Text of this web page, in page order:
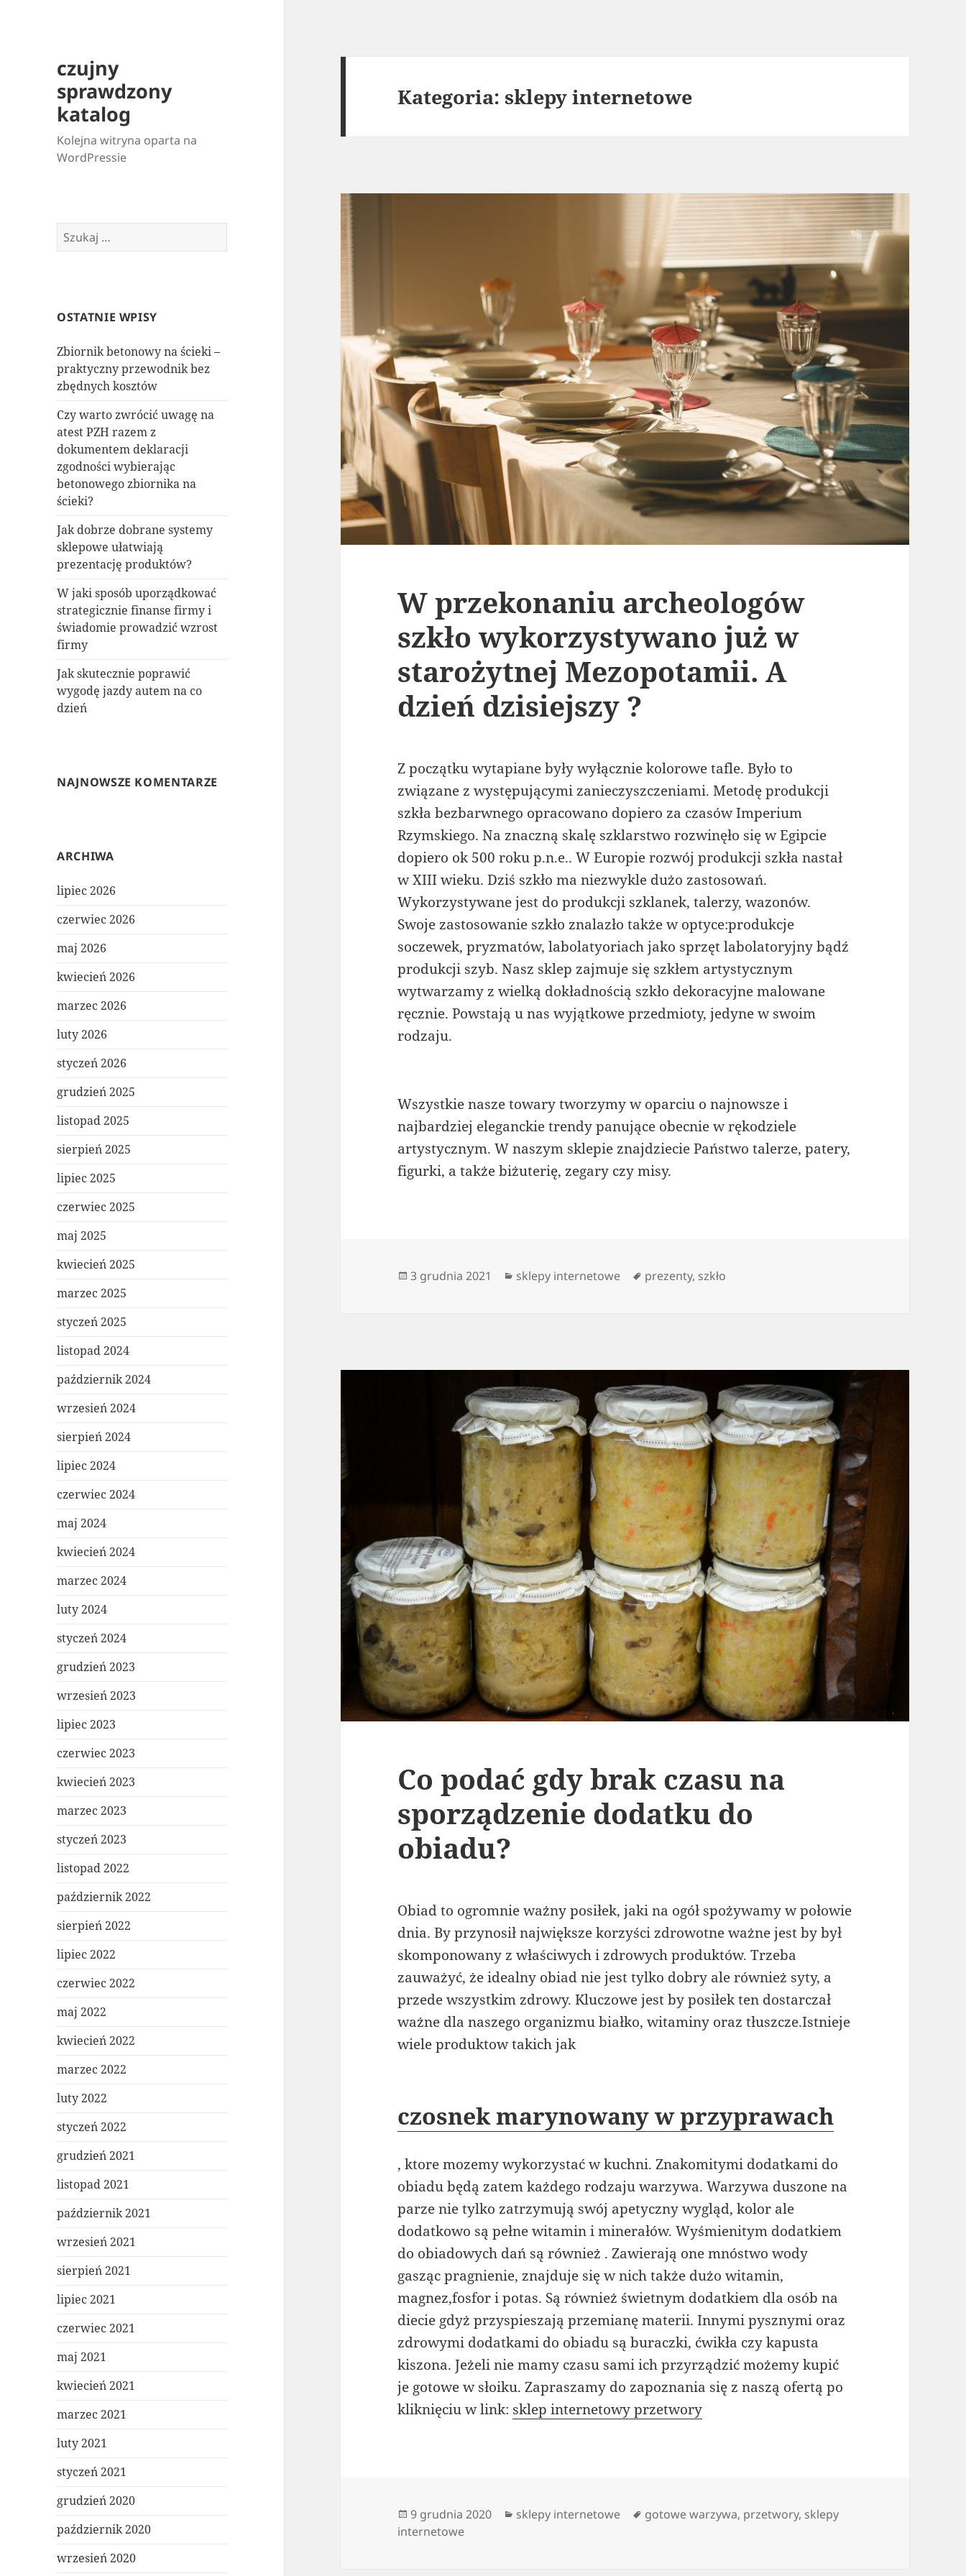
czujny
sprawdzony
katalog
Kolejna witryna oparta na
WordPressie
Szukaj:
OSTATNIE WPISY
Zbiornik betonowy na ścieki –
praktyczny przewodnik bez
zbędnych kosztów
Czy warto zwrócić uwagę na
atest PZH razem z
dokumentem deklaracji
zgodności wybierając
betonowego zbiornika na
ścieki?
Jak dobrze dobrane systemy
sklepowe ułatwiają
prezentację produktów?
W jaki sposób uporządkować
strategicznie finanse firmy i
świadomie prowadzić wzrost
firmy
Jak skutecznie poprawić
wygodę jazdy autem na co
dzień
NAJNOWSZE KOMENTARZE
ARCHIWA
lipiec 2026
czerwiec 2026
maj 2026
kwiecień 2026
marzec 2026
luty 2026
styczeń 2026
grudzień 2025
listopad 2025
sierpień 2025
lipiec 2025
czerwiec 2025
maj 2025
kwiecień 2025
marzec 2025
styczeń 2025
listopad 2024
październik 2024
wrzesień 2024
sierpień 2024
lipiec 2024
czerwiec 2024
maj 2024
kwiecień 2024
marzec 2024
luty 2024
styczeń 2024
grudzień 2023
wrzesień 2023
lipiec 2023
czerwiec 2023
kwiecień 2023
marzec 2023
styczeń 2023
listopad 2022
październik 2022
sierpień 2022
lipiec 2022
czerwiec 2022
maj 2022
kwiecień 2022
marzec 2022
luty 2022
styczeń 2022
grudzień 2021
listopad 2021
październik 2021
wrzesień 2021
sierpień 2021
lipiec 2021
czerwiec 2021
maj 2021
kwiecień 2021
marzec 2021
luty 2021
styczeń 2021
grudzień 2020
październik 2020
wrzesień 2020
Kategoria:sklepy internetowe
W przekonaniu archeologów
szkło wykorzystywano już w
starożytnej Mezopotamii. A
dzień dzisiejszy ?
Z początku wytapiane były wyłącznie kolorowe tafle. Było to
związane z występującymi zanieczyszczeniami. Metodę produkcji
szkła bezbarwnego opracowano dopiero za czasów Imperium
Rzymskiego. Na znaczną skalę szklarstwo rozwinęło się w Egipcie
dopiero ok 500 roku p.n.e.. W Europie rozwój produkcji szkła nastał
w XIII wieku. Dziś szkło ma niezwykle dużo zastosowań.
Wykorzystywane jest do produkcji szklanek, talerzy, wazonów.
Swoje zastosowanie szkło znalazło także w optyce:produkcje
soczewek, pryzmatów, labolatyoriach jako sprzęt labolatoryjny bądź
produkcji szyb. Nasz sklep zajmuje się szkłem artystycznym
wytwarzamy z wielką dokładnością szkło dekoracyjne malowane
ręcznie. Powstają u nas wyjątkowe przedmioty, jedyne w swoim
rodzaju.
Wszystkie nasze towary tworzymy w oparciu o najnowsze i
najbardziej eleganckie trendy panujące obecnie w rękodziele
artystycznym. W naszym sklepie znajdziecie Państwo talerze, patery,
figurki, a także biżuterię, zegary czy misy.
Data
3 grudnia 2021 Kategorie
sklepy internetowe Tagi
prezenty, szkło
Co podać gdy brak czasu na
sporządzenie dodatku do
obiadu?
Obiad to ogromnie ważny posiłek, jaki na ogół spożywamy w połowie
dnia. By przynosił największe korzyści zdrowotne ważne jest by był
skomponowany z właściwych i zdrowych produktów. Trzeba
zauważyć, że idealny obiad nie jest tylko dobry ale również syty, a
przede wszystkim zdrowy. Kluczowe jest by posiłek ten dostarczał
ważne dla naszego organizmu białko, witaminy oraz tłuszcze.Istnieje
wiele produktow takich jak
czosnek marynowany w przyprawach
, ktore mozemy wykorzystać w kuchni. Znakomitymi dodatkami do
obiadu będą zatem każdego rodzaju warzywa. Warzywa duszone na
parze nie tylko zatrzymują swój apetyczny wygląd, kolor ale
dodatkowo są pełne witamin i minerałów. Wyśmienitym dodatkiem
do obiadowych dań są również . Zawierają one mnóstwo wody
gasząc pragnienie, znajduje się w nich także dużo witamin,
magnez,fosfor i potas. Są również świetnym dodatkiem dla osób na
diecie gdyż przyspieszają przemianę materii. Innymi pysznymi oraz
zdrowymi dodatkami do obiadu są buraczki, ćwikła czy kapusta
kiszona. Jeżeli nie mamy czasu sami ich przyrządzić możemy kupić
je gotowe w słoiku. Zapraszamy do zapoznania się z naszą ofertą po
kliknięciu w link: sklep internetowy przetwory
Data
publikacji
9 grudnia 2020 Kategorie
sklepy internetowe Tagi
gotowe warzywa, przetwory, sklepy
internetowe